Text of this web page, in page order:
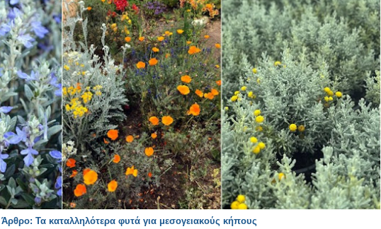
Τα καταλληλότερα φυτά για μεσογειακούς κήπους